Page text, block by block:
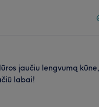
jaučiu lengvumą kūne,
labai!